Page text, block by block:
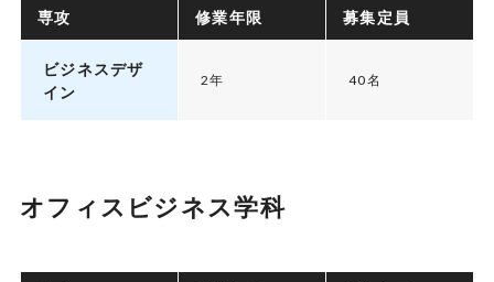
専攻 修業年限 募集定員
ビジネスデザ
イン
2年 40名
オフィスビジネス学科